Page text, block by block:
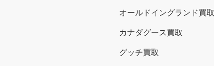
オールドイングランド買取
カナダグース買取
グッチ買取